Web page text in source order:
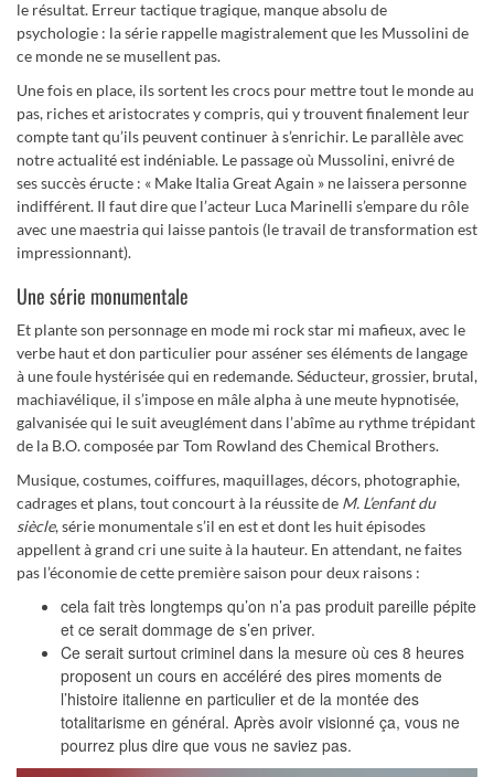
le résultat. Erreur tactique tragique, manque absolu de
psychologie : la série rappelle magistralement que les Mussolini de
ce monde ne se musellent pas.
Une fois en place, ils sortent les crocs pour mettre tout le monde au
pas, riches et aristocrates y compris, qui y trouvent finalement leur
compte tant qu’ils peuvent continuer à s’enrichir. Le parallèle avec
notre actualité est indéniable. Le passage où Mussolini, enivré de
ses succès éructe : « Make Italia Great Again » ne laissera personne
indifférent. Il faut dire que l’acteur Luca Marinelli s’empare du rôle
avec une maestria qui laisse pantois (le travail de transformation est
impressionnant).
Une série monumentale
Et plante son personnage en mode mi rock star mi mafieux, avec le
verbe haut et don particulier pour asséner ses éléments de langage
à une foule hystérisée qui en redemande. Séducteur, grossier, brutal,
machiavélique, il s’impose en mâle alpha à une meute hypnotisée,
galvanisée qui le suit aveuglément dans l’abîme au rythme trépidant
de la B.O. composée par Tom Rowland des Chemical Brothers.
Musique, costumes, coiffures, maquillages, décors, photographie,
cadrages et plans, tout concourt à la réussite de M. L’enfant du
siècle, série monumentale s’il en est et dont les huit épisodes
appellent à grand cri une suite à la hauteur. En attendant, ne faites
pas l’économie de cette première saison pour deux raisons :
cela fait très longtemps qu’on n’a pas produit pareille pépite
et ce serait dommage de s’en priver.
Ce serait surtout criminel dans la mesure où ces 8 heures
proposent un cours en accéléré des pires moments de
l’histoire italienne en particulier et de la montée des
totalitarisme en général. Après avoir visionné ça, vous ne
pourrez plus dire que vous ne saviez pas.